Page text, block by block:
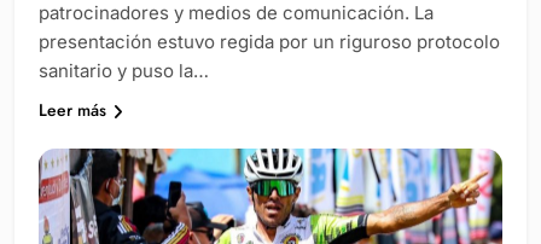
patrocinadores y medios de comunicación. La
presentación estuvo regida por un riguroso protocolo
sanitario y puso la…
Leer más